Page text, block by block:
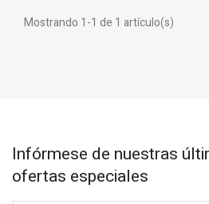
Mostrando 1-1 de 1 artículo(s)
Infórmese de nuestras
ofertas especiales